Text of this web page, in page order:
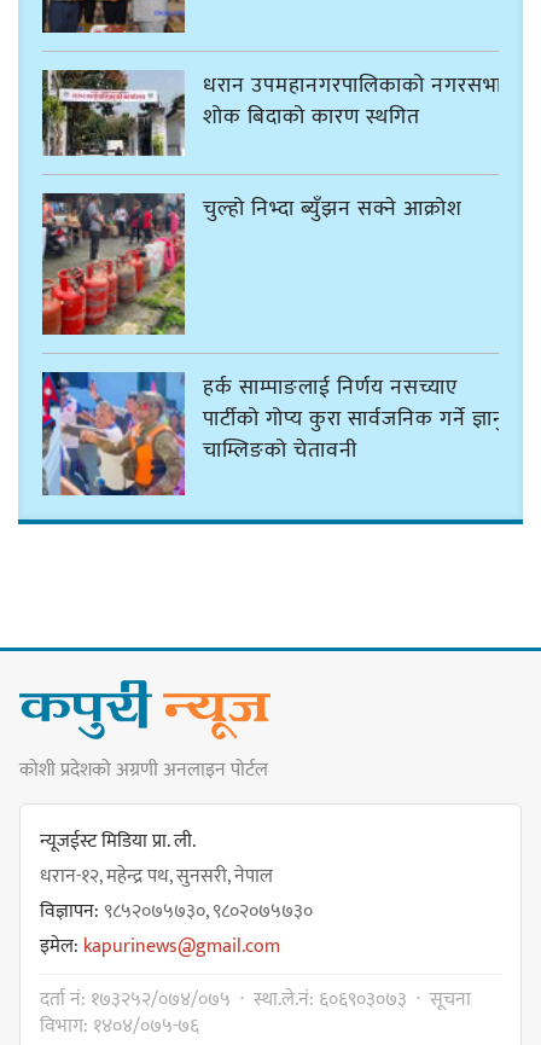
धरान उपमहानगरपालिकाको नगरसभा
शोक बिदाको कारण स्थगित
चुल्हो निभ्दा ब्युँझन सक्ने आक्रोश
हर्क साम्पाङलाई निर्णय नसच्याए
पार्टीको गोप्य कुरा सार्वजनिक गर्ने ज्ञानु
चाम्लिङको चेतावनी
नयाँ सेउती पूल नजिक दुर्घटनाको
जोखिमको ट्राफिक सचेतना गराउँदै
सिलाम साक्मा
किराँती खम्बुका सन्तानहरू :
स्वपहिचानविहीन राई बन्ने कि
स्वपहिचानसहित 'राउटे !'
कोशी प्रदेशको अग्रणी अनलाइन पोर्टल
न्यूजईस्ट मिडिया प्रा. ली.
धरान-१२, महेन्द्र पथ, सुनसरी, नेपाल
विज्ञापन:९८५२०७५७३०, ९८०२०७५७३०
इमेल: kapurinews@gmail.com
दर्ता नं: १७३२५२/०७४/०७५ · स्था.ले.नं: ६०६९०३०७३ · सूचना
विभाग: १४०४/०७५-७६